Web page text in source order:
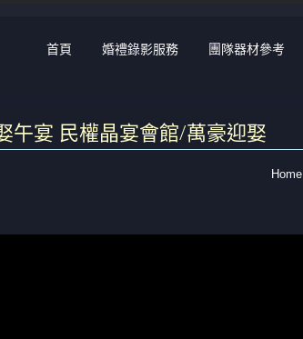
首頁 婚禮錄影服務 團隊器材參考
午宴 民權晶宴會館/萬豪迎娶
Home